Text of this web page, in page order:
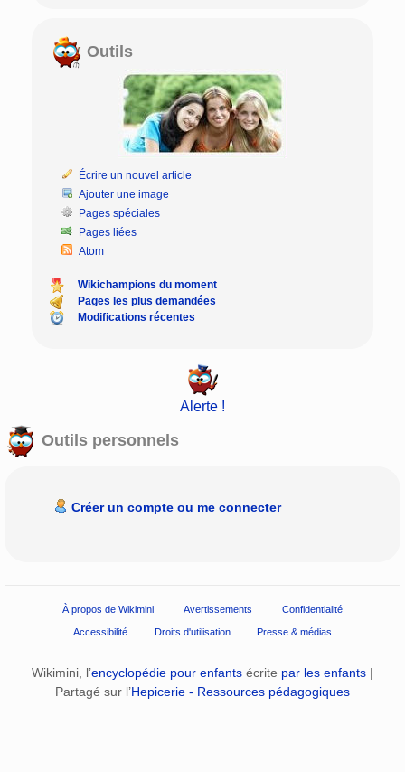
Outils
Écrire un nouvel article
Ajouter une image
Pages spéciales
Pages liées
Atom
Wikichampions du moment
Pages les plus demandées
Modifications récentes
Alerte !
Outils personnels
Créer un compte ou me connecter
À propos de Wikimini Avertissements Confidentialité
Accessibilité Droits d'utilisation Presse & médias
Wikimini, l’encyclopédie pour enfants écrite par les enfants |
Partagé sur l’Hepicerie - Ressources pédagogiques